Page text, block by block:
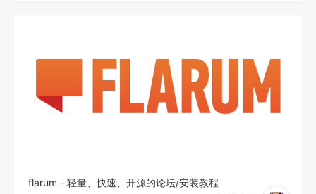
flarum - 轻量、快速、开源的论坛/安装教程